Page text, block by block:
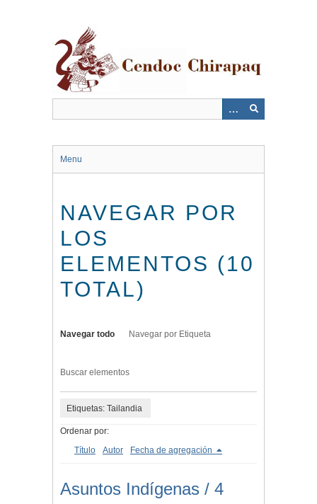
Menu
NAVEGAR POR
LOS
ELEMENTOS (10
TOTAL)
Navegar todo Navegar por Etiqueta
Buscar elementos
Etiquetas: Tailandia
Ordenar por:
Título
Autor Fecha de agregación
Asuntos Indígenas / 4